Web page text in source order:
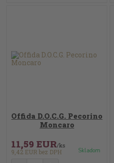
Offida D.O.C.G. Pecorino
Moncaro
11,59 EUR/ks
9,42 EUR bez DPH Skladom